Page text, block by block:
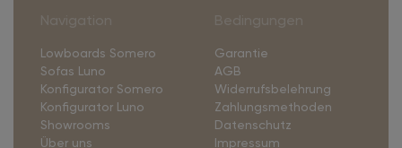
Lowboards Somero
Sofas Luno
Konfigurator Somero
Konfigurator Luno
Showrooms
Über uns
Garantie
AGB
Widerrufsbelehrung
Zahlungsmethoden
Datenschutz
Impressum